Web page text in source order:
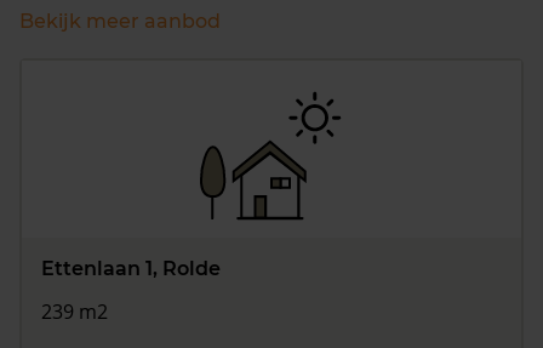
Bekijk meer aanbod
Ettenlaan 1, Rolde
239 m2